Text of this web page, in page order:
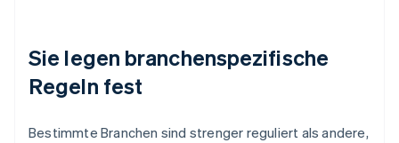
Sie legen branchenspezifische
Regeln fest
Bestimmte Branchen sind strenger reguliert als andere,